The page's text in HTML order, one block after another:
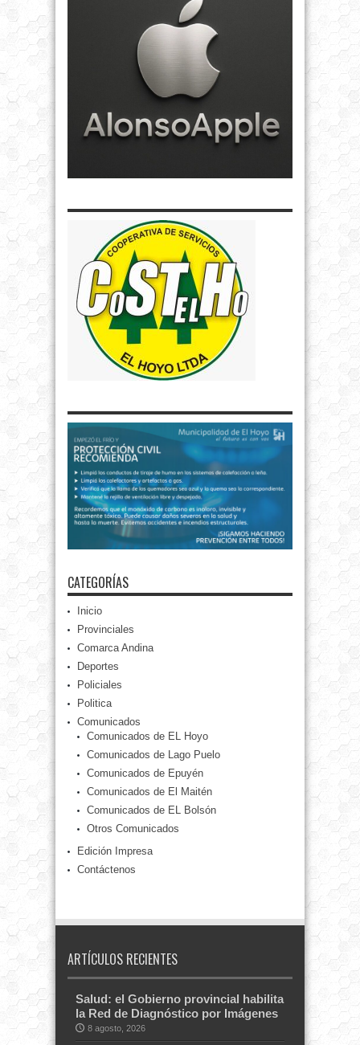
CATEGORÍAS
Inicio
Provinciales
Comarca Andina
Deportes
Policiales
Politica
Comunicados
Comunicados de EL Hoyo
Comunicados de Lago Puelo
Comunicados de Epuyén
Comunicados de El Maitén
Comunicados de EL Bolsón
Otros Comunicados
Edición Impresa
Contáctenos
ARTÍCULOS RECIENTES
Salud: el Gobierno provincial habilita
la Red de Diagnóstico por Imágenes
8 agosto, 2026